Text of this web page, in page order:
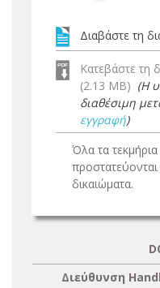
Διαβάστε τη
Κατεβάστε τη
(2.13 MB) (Η
διαθέσιμη
εγγραφή)
Όλα τα
δικαιώματα.
Διεύθυνση